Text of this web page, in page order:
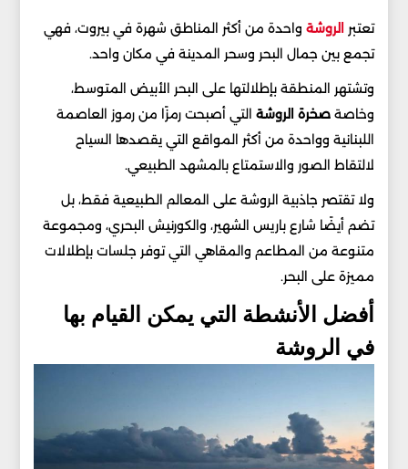
تعتبر الروشة واحدة من أكثر المناطق شهرة في بيروت، فهي
تجمع بين جمال البحر وسحر المدينة في مكان واحد.
وتشتهر المنطقة بإطلالتها على البحر الأبيض المتوسط،
وخاصةصخرة الروشة التي أصبحت رمزًا من رموز العاصمة
اللبنانية وواحدة من أكثر المواقع التي يقصدها السياح
لالتقاط الصور والاستمتاع بالمشهد الطبيعي.
ولا تقتصر جاذبية الروشة على المعالم الطبيعية فقط، بل
تضم أيضًا شارع باريس الشهير، والكورنيش البحري، ومجموعة
متنوعة من المطاعم والمقاهي التي توفر جلسات بإطلالات
مميزة على البحر.
أفضل الأنشطة التي يمكن القيام بها
في الروشة